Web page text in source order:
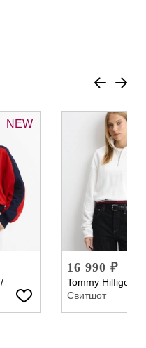
NEW
/
16 990 ₽
Tommy Hilfiger
Свитшот